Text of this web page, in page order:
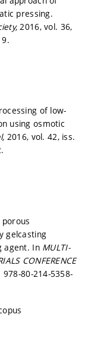
pressing.
2016, vol. 36,
of low-
using osmotic
2016, vol. 42, iss.
porous
gelcasting
agent. In MULTI-
CONFERENCE
978-80-214-5358-